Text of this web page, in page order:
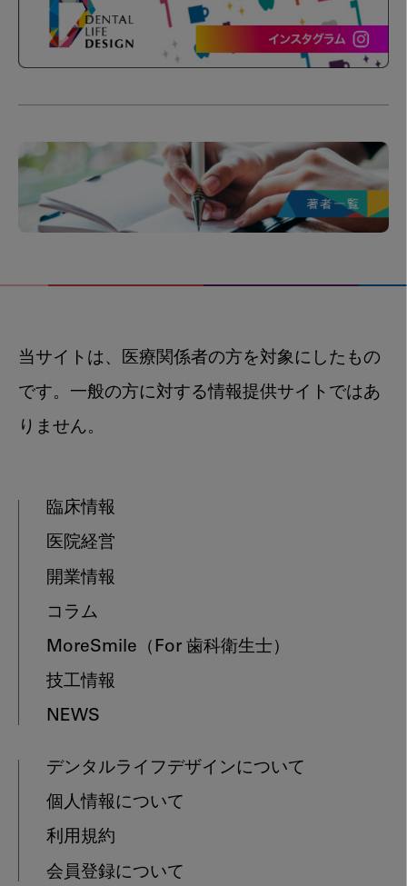
当サイトは、医療関係者の方を対象にしたもの
です。一般の方に対する情報提供サイトではあ
りません。
臨床情報
医院経営
開業情報
コラム
MoreSmile （For 歯科衛生士）
技工情報
NEWS
デンタルライフデザインについて
個人情報について
利用規約
会員登録について